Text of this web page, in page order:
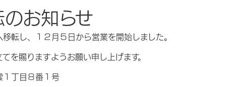
お知らせ
転し、１２月５日から営業を開始しました。
を賜りますようお願い申し上げます。
丁目８番１号